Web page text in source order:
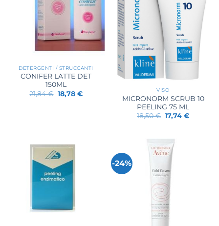
DETERGENTI / STRUCCANTI
CONIFER LATTE DET
150ML
21,84€ Il
prezzo
18,78 €Il
VISO
MICRONORM SCRUB 10
PEELING 75 ML
18,50€ Il
prezzo
18,50 €.
17,74€Il
-24%